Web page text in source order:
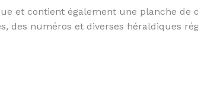
et contient également une planche de
des numéros et diverses héraldiques